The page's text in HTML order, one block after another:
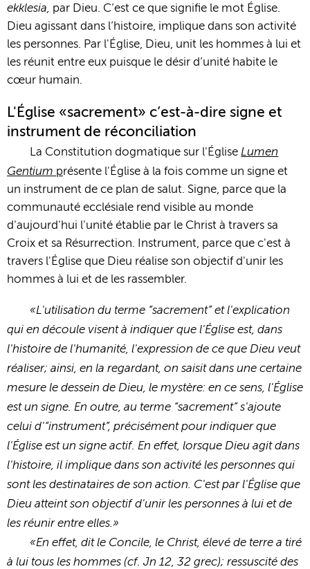
ekklesia, par Dieu. C’est ce que signifie le mot Église.
Dieu agissant dans l’histoire, implique dans son activité
les personnes. Par l'Église, Dieu, unit les hommes à lui et
les réunit entre eux puisque le désir d’unité habite le
cœur humain.
L'Église «sacrement» c’est-à-dire signe et
instrument de réconciliation
La Constitution dogmatique sur l'ÉgliseLumen
Gentium présente l'Église à la fois comme un signe et
un instrument de ce plan de salut. Signe, parce que la
communauté ecclésiale rend visible au monde
d'aujourd'hui l'unité établie par le Christ à travers sa
Croix et sa Résurrection. Instrument, parce que c'est à
travers l'Église que Dieu réalise son objectif d'unir les
hommes à lui et de les rassembler.
«L'utilisation du terme “sacrement” et l'explication
qui en découle visent à indiquer que l'Église est, dans
l'histoire de l'humanité, l'expression de ce que Dieu veut
réaliser; ainsi, en la regardant, on saisit dans une certaine
mesure le dessein de Dieu, le mystère: en ce sens, l'Église
est un signe. En outre, au terme “sacrement” s'ajoute
celui d'“instrument”, précisément pour indiquer que
l'Église est un signe actif. En effet, lorsque Dieu agit dans
l'histoire, il implique dans son activité les personnes qui
sont les destinataires de son action. C'est par l'Église que
Dieu atteint son objectif d'unir les personnes à lui et de
les réunir entre elles.»
«En effet, dit le Concile, le Christ, élevé de terre a tiré
à lui tous les hommes (cf. Jn 12, 32 grec); ressuscité des